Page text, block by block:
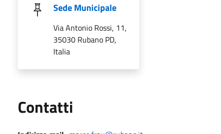
Sede Municipale
Via Antonio Rossi, 11,
35030 Rubano PD,
Italia
Contatti